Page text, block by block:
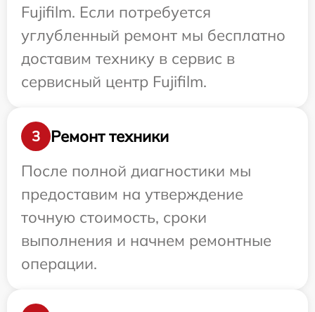
Fujifilm. Если потребуется
углубленный ремонт мы бесплатно
доставим технику в сервис в
сервисный центр Fujifilm.
3
Ремонт техники
После полной диагностики мы
предоставим на утверждение
точную стоимость, сроки
выполнения и начнем ремонтные
операции.